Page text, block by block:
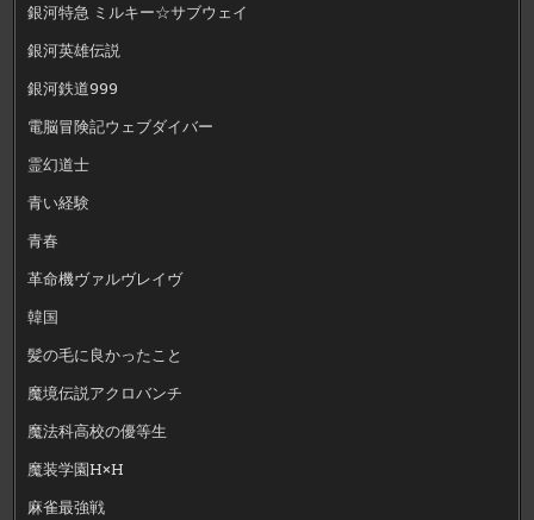
銀河特急 ミルキー☆サブウェイ
銀河英雄伝説
銀河鉄道999
電脳冒険記ウェブダイバー
霊幻道士
青い経験
青春
革命機ヴァルヴレイヴ
韓国
髪の毛に良かったこと
魔境伝説アクロバンチ
魔法科高校の優等生
魔装学園H×H
麻雀最強戦